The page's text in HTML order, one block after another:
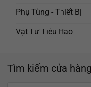
Phụ Tùng - Thiết Bị
Vật Tư Tiêu Hao
Tìm kiếm cửa hàng